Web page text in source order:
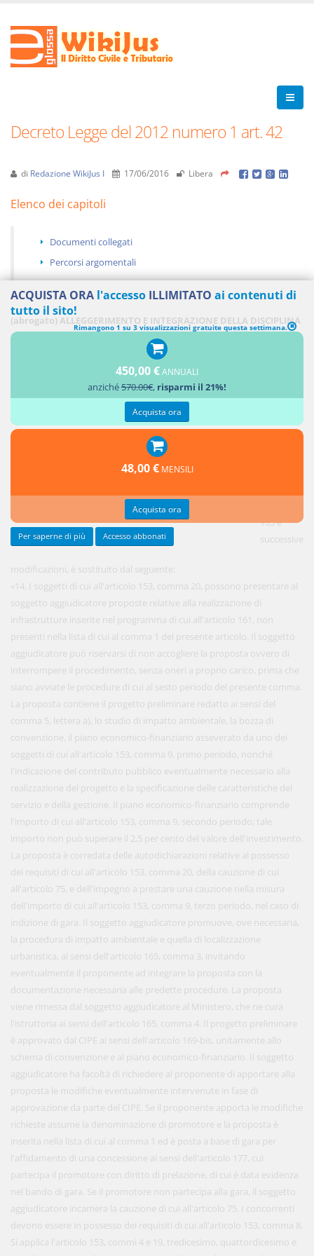
Decreto Legge del 2012 numero 1 art. 42
di Redazione WikiJus I 17/06/2016 Libera
Elenco dei capitoli
Documenti collegati
Percorsi argomentali
(abrogato) ALLEGGERIMENTO E INTEGRAZIONE DELLA DISCIPLINA
DEL PROMOTORE PER LE INFRASTRUTTURE STRATEGICHE
163 e
successive
modificazioni, è sostituito dal seguente:
«14. I soggetti di cui all'articolo 153, comma 20, possono presentare al
soggetto aggiudicatore proposte relative alla realizzazione di
infrastrutture inserite nel programma di cui all'articolo 161, non
presenti nella lista di cui al comma 1 del presente articolo. Il soggetto
aggiudicatore può riservarsi di non accogliere la proposta ovvero di
interrompere il procedimento, senza oneri a proprio carico, prima che
siano avviate le procedure di cui al sesto periodo del presente comma.
La proposta contiene il progetto preliminare redatto ai sensi del
comma 5, lettera a), lo studio di impatto ambientale, la bozza di
convenzione, il piano economico-finanziario asseverato da uno dei
soggetti di cui all'articolo 153, comma 9, primo periodo, nonché
l'indicazione del contributo pubblico eventualmente necessario alla
realizzazione del progetto e la specificazione delle caratteristiche del
servizio e della gestione. Il piano economico-finanziario comprende
l'importo di cui all'articolo 153, comma 9, secondo periodo; tale
importo non può superare il 2,5 per cento del valore dell'investimento.
La proposta è corredata delle autodichiarazioni relative al possesso
dei requisiti di cui all'articolo 153, comma 20, della cauzione di cui
all'articolo 75, e dell'impegno a prestare una cauzione nella misura
dell'importo di cui all'articolo 153, comma 9, terzo periodo, nel caso di
indizione di gara. Il soggetto aggiudicatore promuove, ove necessaria,
la procedura di impatto ambientale e quella di localizzazione
urbanistica, ai sensi dell'articolo 165, comma 3, invitando
eventualmente il proponente ad integrare la proposta con la
documentazione necessaria alle predette procedure. La proposta
viene rimessa dal soggetto aggiudicatore al Ministero, che ne cura
l'istruttoria ai sensi dell'articolo 165, comma 4. Il progetto preliminare
è approvato dal CIPE ai sensi dell'articolo 169-bis, unitamente allo
schema di convenzione e al piano economico-finanziario. Il soggetto
aggiudicatore ha facoltà di richiedere al proponente di apportare alla
proposta le modifiche eventualmente intervenute in fase di
approvazione da parte del CIPE. Se il proponente apporta le modifiche
richieste assume la denominazione di promotore e la proposta è
inserita nella lista di cui al comma 1 ed è posta a base di gara per
l'affidamento di una concessione ai sensi dell'articolo 177, cui
partecipa il promotore con diritto di prelazione, di cui è data evidenza
nel bando di gara. Se il promotore non partecipa alla gara, il soggetto
aggiudicatore incamera la cauzione di cui all'articolo 75. I concorrenti
devono essere in possesso dei requisiti di cui all'articolo 153, comma 8.
Si applica l'articolo 153, commi 4 e 19, tredicesimo, quattordicesimo e
ACQUISTA ORA l'accesso ILLIMITATO ai contenuti di
tutto il sito!
Rimangono 1 su 3 visualizzazioni gratuite questa settimana.
450,00 €ANNUALI
anziché570.00€, risparmi il 21%!
Acquista ora
48,00 € MENSILI
Acquista ora
Per saperne di più Accesso abbonati